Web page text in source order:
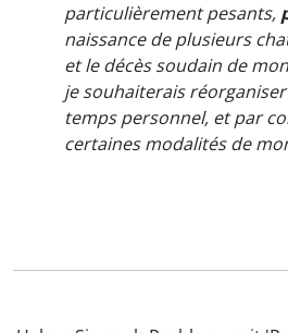
particulièrement pesants,
naissance de plusieurs
et le décès soudain de
je souhaiterais
temps personnel, et par
certaines modalités de